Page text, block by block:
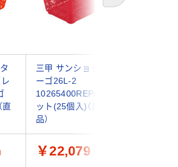
直
三甲 サンショップカ
ーゴ26L-2
10265400REPAL 1セ
ット(25個入)（直送
品）
￥22,079